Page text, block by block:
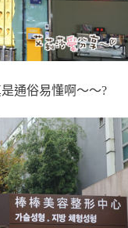
通俗易懂啊～～?